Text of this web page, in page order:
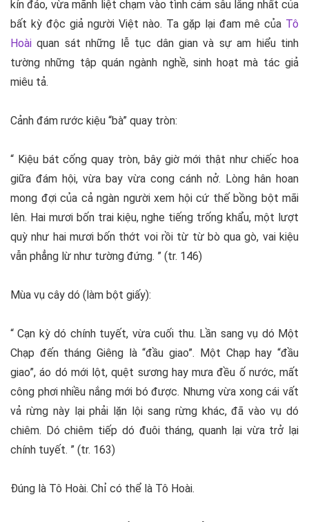
kín đáo, vừa mãnh liệt chạm vào tình cảm sâu lắng nhất của
bất kỳ độc giả người Việt nào. Ta gặp lại đam mê của Tô
Hoài quan sát những lễ tục dân gian và sự am hiểu tinh
tường những tập quán ngành nghề, sinh hoạt mà tác giả
miêu tả.
Cảnh đám rước kiệu “bà” quay tròn:
“ Kiệu bát cống quay tròn, bây giờ mới thật như chiếc hoa
giữa đám hội, vừa bay vừa cong cánh nở. Lòng hân hoan
mong đợi của cả ngàn người xem hội cứ thế bồng bột mãi
lên. Hai mươi bốn trai kiệu, nghe tiếng trống khẩu, một lượt
quỳ như hai mươi bốn thớt voi rồi từ từ bò qua gò, vai kiệu
vẫn phẳng lừ như tường đứng. ” (tr. 146)
Mùa vụ cây dó (làm bột giấy):
“ Cạn kỳ dó chính tuyết, vừa cuối thu. Lần sang vụ dó Một
Chạp đến tháng Giêng là “đầu giao”. Một Chạp hay “đầu
giao”, áo dó mới lột, quệt sương hay mưa đều ố nước, mất
công phơi nhiều nắng mới bó được. Nhưng vừa xong cái vất
vả rừng này lại phải lặn lội sang rừng khác, đã vào vụ dó
chiêm. Dó chiêm tiếp dó đuôi tháng, quanh lại vừa trở lại
chính tuyết. ” (tr. 163)
Đúng là Tô Hoài. Chỉ có thể là Tô Hoài.